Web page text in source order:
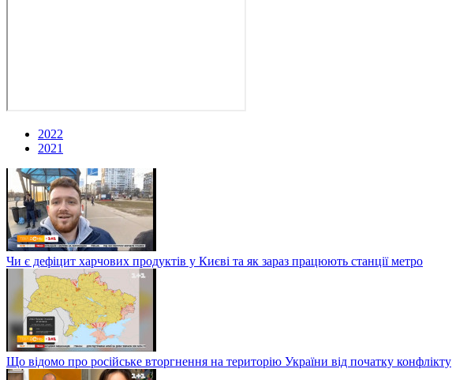
2022
2021
Чи є дефіцит харчових продуктів у Києві та як зараз працюють станції метро
Що відомо про російське вторгнення на територію України від початку конфлікту